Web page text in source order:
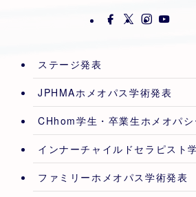
ステージ発表
JPHMAホメオパス学術発表
CHhom学生・卒業生ホメオパシ
インナーチャイルドセラピスト
ファミリーホメオパス学術発表